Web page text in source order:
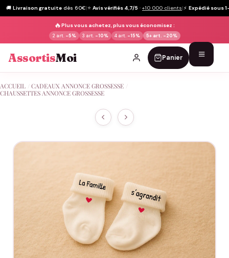
🚚 Livraison gratuite dès 60€|⭐ Avis vérifiés 4,7/5 · +10 000 clients|⚡ Expédié sous
🔥Plus vous achetez, plus vous économisez :
2 art. -5% 3 art. -10% 4 art. -15% 5+ art. -20%
AssortisMoi Panier
au
ACCUEIL CADEAUX ANNONCE GROSSESSE
CHAUSSETTES ANNONCE GROSSESSE